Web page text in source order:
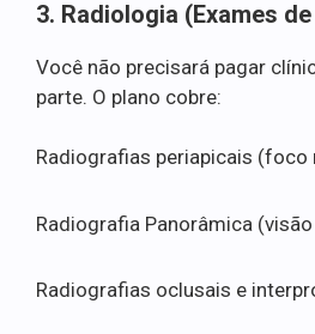
3. Radiologia (Exames
Você não precisará pagar
parte. O plano cobre:
Radiografias periapicais (foco
Radiografia Panorâmica
Radiografias oclusais e